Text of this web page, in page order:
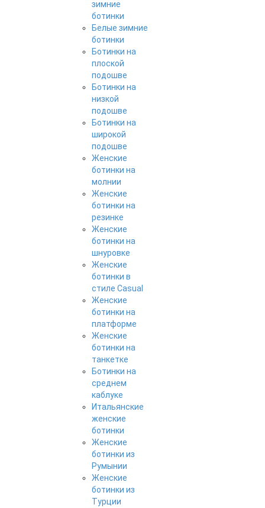
зимние
ботинки
Белые зимние
ботинки
Ботинки на
плоской
подошве
Ботинки на
низкой
подошве
Ботинки на
широкой
подошве
Женские
ботинки на
молнии
Женские
ботинки на
резинке
Женские
ботинки на
шнуровке
Женские
ботинки в
стиле Casual
Женские
ботинки на
платформе
Женские
ботинки на
танкетке
Ботинки на
среднем
каблуке
Итальянские
женские
ботинки
Женские
ботинки из
Румынии
Женские
ботинки из
Турции